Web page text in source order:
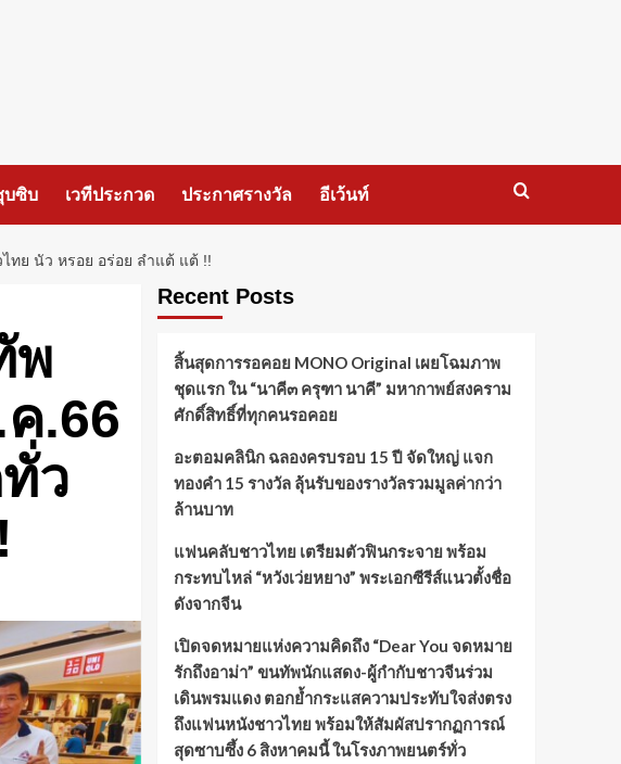
บซิบ เวทีประกวด ประกาศรางวัล อีเว้นท์
ทย นัว หรอย อร่อย ลำแต้ แต้ !!
พ
.66
ว
Recent Posts
สิ้นสุดการรอคอย MONO Original เผยโฉมภาพ
ชุดแรก ใน “นาคี๓ ครุฑา นาคี” มหากาพย์สงคราม
ศักดิ์สิทธิ์ที่ทุกคนรอคอย
อะตอมคลินิก ฉลองครบรอบ 15 ปี จัดใหญ่ แจก
ทองคำ 15 รางวัล ลุ้นรับของรางวัลรวมมูลค่ากว่า
ล้านบาท
แฟนคลับชาวไทย เตรียมตัวฟินกระจาย พร้อม
กระทบไหล่ “หวังเว่ยหยาง” พระเอกซีรีส์แนวตั้งชื่อ
ดังจากจีน
เปิดจดหมายแห่งความคิดถึง “Dear You จดหมาย
รักถึงอาม่า” ขนทัพนักแสดง-ผู้กำกับชาวจีนร่วม
เดินพรมแดง ตอกย้ำกระแสความประทับใจส่งตรง
ถึงแฟนหนังชาวไทย พร้อมให้สัมผัสปรากฏการณ์
สุดซาบซึ้ง 6 สิงหาคมนี้ ในโรงภาพยนตร์ทั่ว